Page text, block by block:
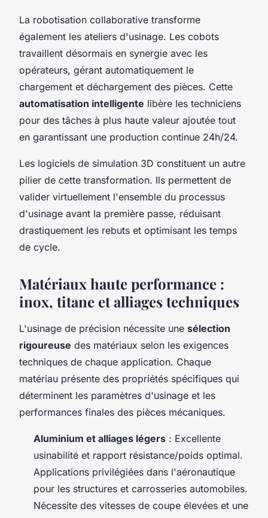
La robotisation collaborative transforme
également les ateliers d'usinage. Les cobots
travaillent désormais en synergie avec les
opérateurs, gérant automatiquement le
chargement et déchargement des pièces. Cette
automatisation intelligente libère les techniciens
pour des tâches à plus haute valeur ajoutée tout
en garantissant une production continue 24h/24.
Les logiciels de simulation 3D constituent un autre
pilier de cette transformation. Ils permettent de
valider virtuellement l'ensemble du processus
d'usinage avant la première passe, réduisant
drastiquement les rebuts et optimisant les temps
de cycle.
Matériaux haute performance :
inox, titane et alliages techniques
L'usinage de précision nécessite une sélection
rigoureuse des matériaux selon les exigences
techniques de chaque application. Chaque
matériau présente des propriétés spécifiques qui
déterminent les paramètres d'usinage et les
performances finales des pièces mécaniques.
Aluminium et alliages légers : Excellente
usinabilité et rapport résistance/poids optimal.
Applications privilégiées dans l'aéronautique
pour les structures et carrosseries automobiles.
Nécessite des vitesses de coupe élevées et une